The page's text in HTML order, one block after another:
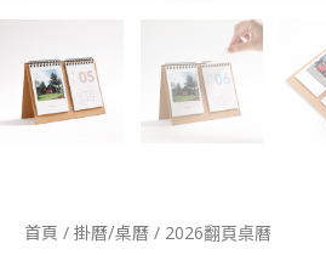
首頁 / 掛曆/桌曆 / 2026翻頁桌曆